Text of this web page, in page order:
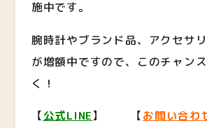
施中です。
腕時計やブランド品、アクセサ
が増額中ですので、このチャン
く！
【公式LINE】 【お問い合わ